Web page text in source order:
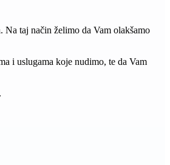
Na taj način želimo da Vam olakšamo
i uslugama koje nudimo, te da Vam